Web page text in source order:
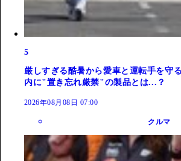
5
厳しすぎる酷暑から愛車と運転手を守
内に"置き忘れ厳禁"の製品とは...？
2026年08月08日 07:00
クルマ